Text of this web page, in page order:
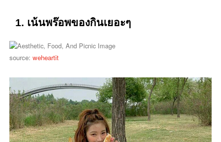
1. เน้นพร๊อพของกินเยอะๆ
source: weheartit